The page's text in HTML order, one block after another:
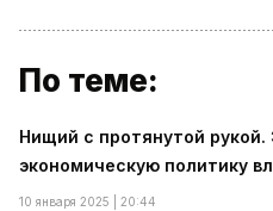
По теме:
Нищий с протянутой рукой.
экономическую политику
10 января 2025 | 20:44